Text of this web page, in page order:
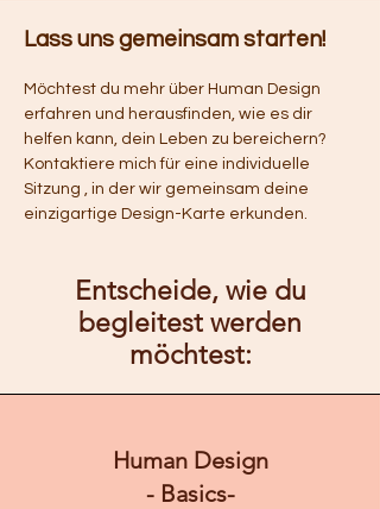
Lass uns gemeinsam starten!
Möchtest du mehr über Human Design
erfahren und herausfinden, wie es dir
helfen kann, dein Leben zu bereichern?
Kontaktiere mich für eine individuelle
Sitzung , in der wir gemeinsam deine
einzigartige Design-Karte erkunden.
Entscheide, wie du
begleitest werden
möchtest:
Human Design
- Basics-